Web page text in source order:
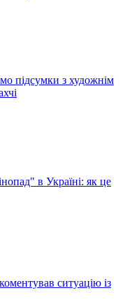
підсумки з художнім
в Україні: як це
ситуацію із